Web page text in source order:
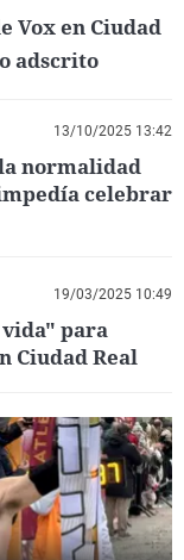
Vox en Ciudad
adscrito
13/10/2025 13:42
normalidad
celebrar
19/03/2025 10:49
para
Ciudad Real